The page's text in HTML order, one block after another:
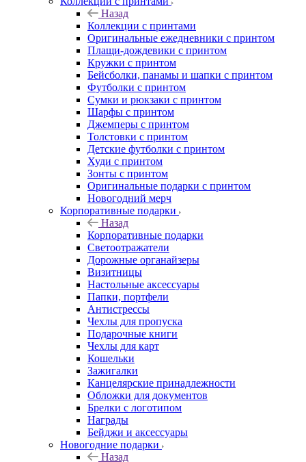
Назад
Коллекции с принтами
Оригинальные ежедневники с принтом
Плащи-дождевики с принтом
Кружки с принтом
Бейсболки, панамы и шапки с принтом
Футболки с принтом
Сумки и рюкзаки с принтом
Шарфы с принтом
Джемперы с принтом
Толстовки с принтом
Детские футболки с принтом
Худи с принтом
Зонты с принтом
Оригинальные подарки с принтом
Новогодний мерч
Корпоративные подарки
Назад
Корпоративные подарки
Светоотражатели
Дорожные органайзеры
Визитницы
Настольные аксессуары
Папки, портфели
Антистрессы
Чехлы для пропуска
Подарочные книги
Чехлы для карт
Кошельки
Зажигалки
Канцелярские принадлежности
Обложки для документов
Брелки с логотипом
Награды
Бейджи и аксессуары
Новогодние подарки
Назад